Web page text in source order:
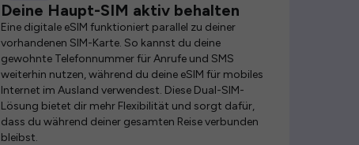
Deine Haupt-SIM aktiv behalten
Eine digitale eSIM funktioniert parallel zu deiner
vorhandenen SIM-Karte. So kannst du deine
gewohnte Telefonnummer für Anrufe und SMS
weiterhin nutzen, während du deine eSIM für mobiles
Internet im Ausland verwendest. Diese Dual-SIM-
Lösung bietet dir mehr Flexibilität und sorgt dafür,
dass du während deiner gesamten Reise verbunden
bleibst.